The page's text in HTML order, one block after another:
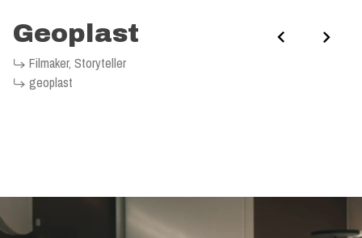
>
<
Geoplast
Filmaker, Storyteller
geoplast